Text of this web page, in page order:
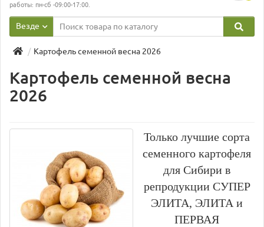
работы: пн-сб -09:00-17:00.
Везде
Картофель семенной весна 2026
Картофель семенной весна
2026
Только лучшие сорта
семенного картофеля
для Сибири в
репродукции СУПЕР
ЭЛИТА, ЭЛИТА и
ПЕРВАЯ